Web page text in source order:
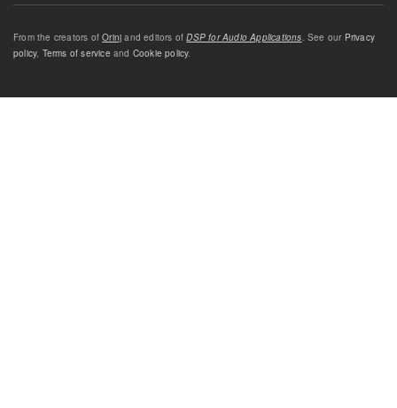
From the creators ofOrinj and editors ofDSP for Audio Applications . See our Privacy
policy, Terms of service and Cookie policy.